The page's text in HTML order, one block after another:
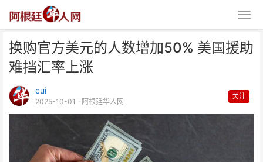
换购官方美元的人数增加50% 美国援助
难挡汇率上涨
cui
2025-10-01 · 阿根廷华人网
关注
换购官方美元的人数增加50% 美
国援助难挡汇率上涨